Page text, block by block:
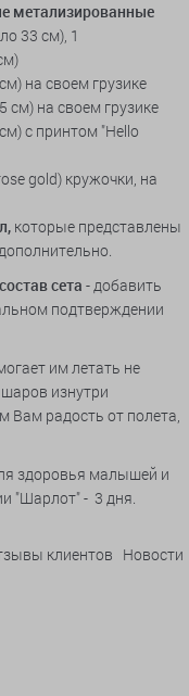
метализированные
33 см), 1
на своем грузике
см) на своем грузике
с принтом "Hello
gold) кружочки, на
которые представлены
сета - добавить
подтверждении
им летать не
изнутри
радость от полета,
здоровья малышей и
"Шарлот" - 3 дня.
клиентов Новости